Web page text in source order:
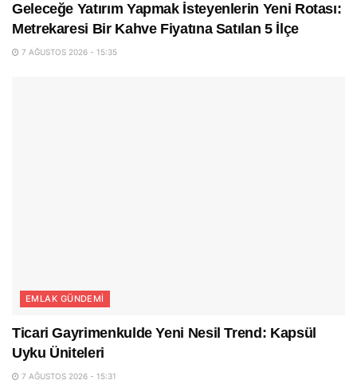
Geleceğe Yatırım Yapmak İsteyenlerin Yeni Rotası:
Metrekaresi Bir Kahve Fiyatına Satılan 5 İlçe
7 AĞUSTOS 2026 - 15:35
EMLAK GÜNDEMI
Ticari Gayrimenkulde Yeni Nesil Trend: Kapsül
Uyku Üniteleri
7 AĞUSTOS 2026 - 15:31